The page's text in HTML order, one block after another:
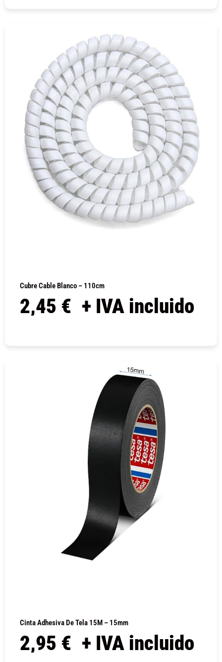
Cubre Cable Blanco – 110cm
2,45 € + IVA incluido
Cinta Adhesiva De Tela 15M – 15mm
2,95 € + IVA incluido